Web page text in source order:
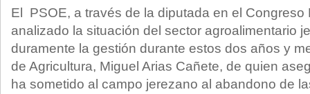
El PSOE, a través de la diputada en el Congreso
analizado la situación del sector agroalimentario
duramente la gestión durante estos dos años y
de Agricultura, Miguel Arias Cañete, de quien
ha sometido al campo jerezano al abandono de